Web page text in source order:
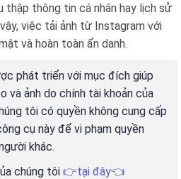
thập thông tin cá nhân hay lịch sử
việc tải ảnh từ Instagram với
và hoàn toàn ẩn danh.
phát triển với mục đích giúp
và ảnh do chính tài khoản của
tôi có quyền không cung cấp
cụ này để vi phạm quyền
khác.
chúng tôi 👉tại đây👈